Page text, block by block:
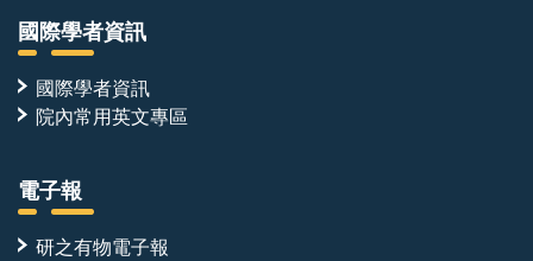
國際學者資訊
國際學者資訊
院內常用英文專區
電子報
研之有物電子報